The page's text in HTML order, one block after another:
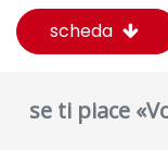
scheda
se ti piace